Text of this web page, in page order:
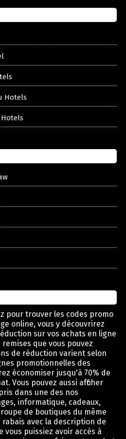
Hotels
pour trouver les codes promo
online, vous y découvrirez
sur vos achats en ligne
que vous pouvez
de réduction varient selon
promotionnelles des
économiser jusqu'à 70% de
Vous pouvez aussi afficher
dans une des nos
informatique, cadeaux,
de boutiques du même
avec la description de
vous puissiez avoir accès à